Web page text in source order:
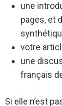
une
pages, et
votre
une
français
Si elle n’est